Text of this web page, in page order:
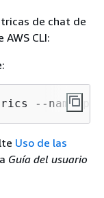
de chat de
CLI:
--
Uso de las
Guía del usuario